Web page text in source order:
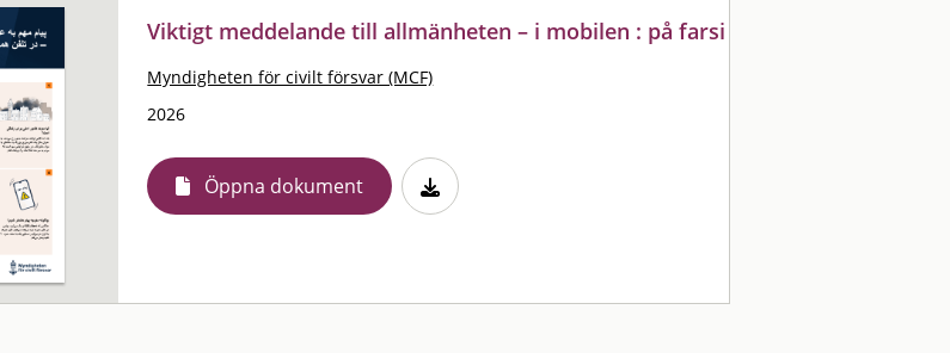
Viktigt meddelande till allmänheten – i mobilen : på farsi
Myndigheten för civilt försvar (MCF)
2026
Öppna dokument